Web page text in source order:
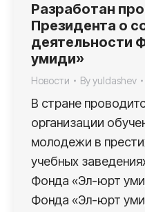
Разработан
Президента о
деятельности
умиди»
Новости Byyuldashev
В стране
организации
молодежи в
учебных
Фонда «Эл-юрт
Фонда «Эл-юрт